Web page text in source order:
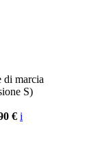
di marcia
S)
€ i